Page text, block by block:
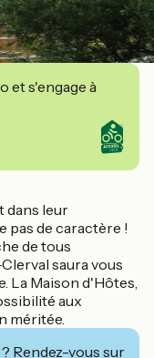
et s'engage à
dans leur
pas de caractère !
de tous
saura vous
La Maison d'Hôtes,
aux
méritée.
Rendez-vous sur